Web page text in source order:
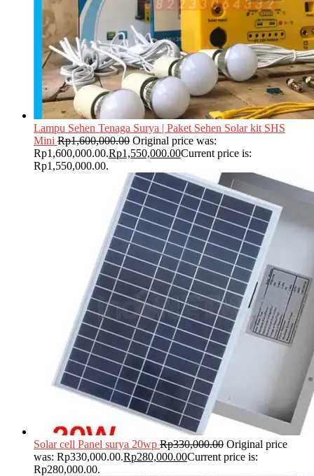
Lampu Sehen Tenaga Surya | Paket Sehen Solar kit SHS
Mini Rp1,600,000.00 Original price was:
Rp1,600,000.00.Rp1,550,000.00Current price is:
Rp1,550,000.00.
Solar cell Panel surya 20wp Rp330,000.00 Original price
was: Rp330,000.00.Rp280,000.00Current price is:
Rp280,000.00.